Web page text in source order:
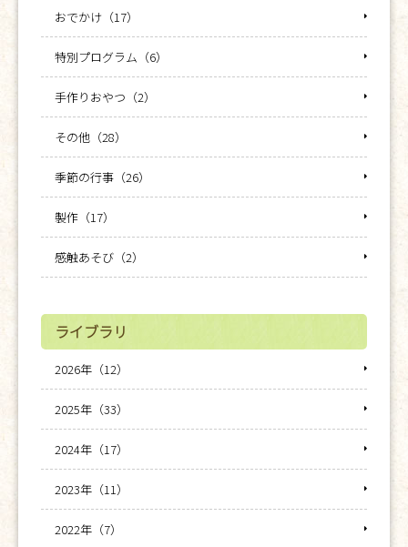
おでかけ（17）
特別プログラム（6）
手作りおやつ（2）
その他（28）
季節の行事（26）
製作（17）
感触あそび（2）
ライブラリ
2026年（12）
2025年（33）
2024年（17）
2023年（11）
2022年（7）